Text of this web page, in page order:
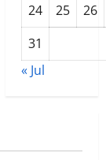
24
25
26
31
« Jul